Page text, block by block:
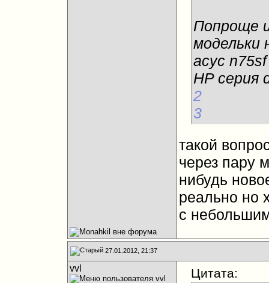
Попроще
модельки
асус
HP cерия
2
3
такой
через пару
нибудь
реально но
с
27.01.2012, 21:37
vvl Цитата: